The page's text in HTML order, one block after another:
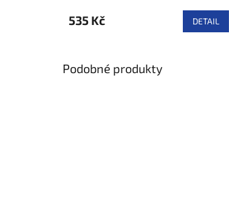
535 Kč DETAIL
Podobné produkty